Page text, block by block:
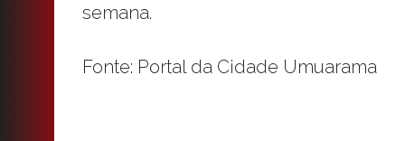
semana.
Fonte: Portal da Cidade Umuarama